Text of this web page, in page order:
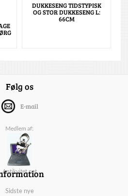
DUKKESENG TIDSTYPISK
OG STOR DUKKESENG L:
66CM
Følg os
E-mail
Medlem af:
Antikvitet.net
Sidste nye